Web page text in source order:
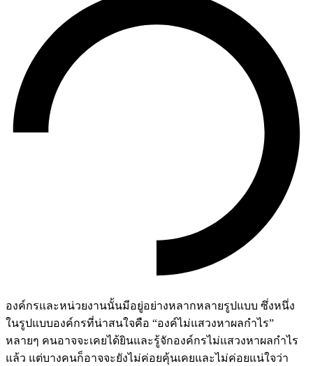
องค์กรและหน่วยงานนั้นมีอยู่อย่างหลากหลายรูปแบบ ซึ่งหนึ่ง
ในรูปแบบองค์กรที่น่าสนใจคือ “องค์ไม่แสวงหาผลกำไร”
หลายๆ คนอาจจะเคยได้ยินและรู้จักองค์กรไม่แสวงหาผลกำไร
แล้ว แต่บางคนก็อาจจะยังไม่ค่อยคุ้นเคยและไม่ค่อยแน่ใจว่า